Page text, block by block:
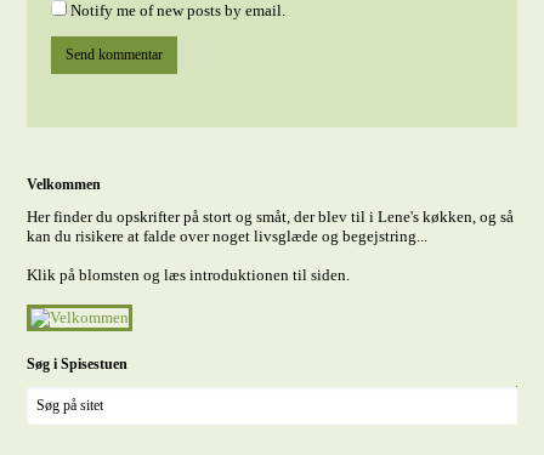
Notify me of new posts by email.
Velkommen
Her finder du opskrifter på stort og småt, der blev til i Lene's køkken, og så
kan du risikere at falde over noget livsglæde og begejstring...
Klik på blomsten og læs introduktionen til siden.
Søg i Spisestuen